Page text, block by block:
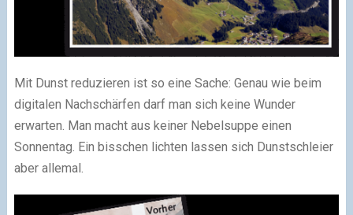
Mit Dunst reduzieren ist so eine Sache: Genau wie beim
digitalen Nachschärfen darf man sich keine Wunder
erwarten. Man macht aus keiner Nebelsuppe einen
Sonnentag. Ein bisschen lichten lassen sich Dunstschleier
aber allemal.